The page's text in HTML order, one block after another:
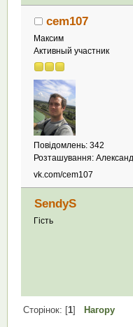
cem107
Максим
Активный участник
Повідомлень: 342
Розташування:
vk.com/cem107
SendyS
Гість
Сторінок: [1] Нагору